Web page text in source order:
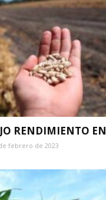
RENDIMIENTO
febrero de 2023